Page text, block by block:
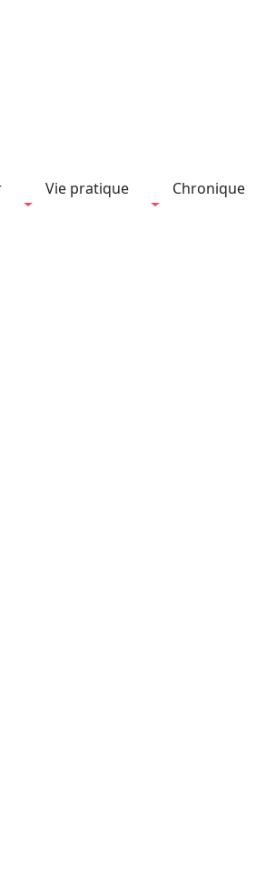
Vie pratique Chronique